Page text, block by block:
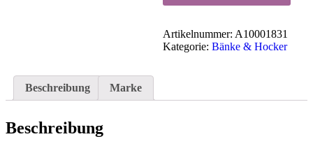
Artikelnummer: A10001831
Kategorie: Bänke & Hocker
Beschreibung Marke
Beschreibung